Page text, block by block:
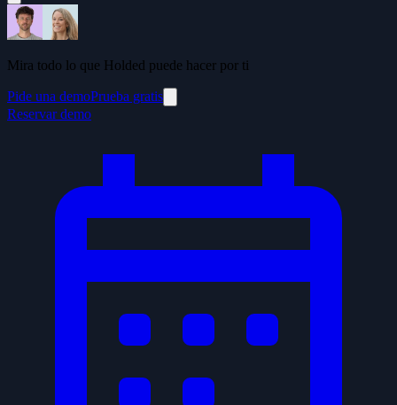
Mira todo lo que Holded puede hacer por ti
Pide una demoPrueba gratis
Reservar demo